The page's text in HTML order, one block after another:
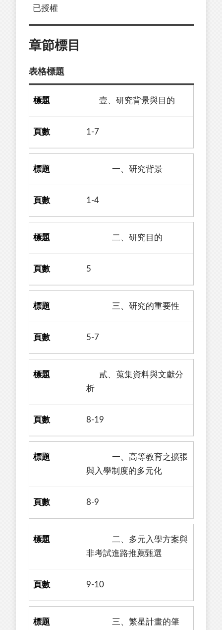
已授權
章節標目
表格標題
壹、研究背景與目的
1-7
一、研究背景
1-4
二、研究目的
5
三、研究的重要性
5-7
貳、蒐集資料與文獻分
析
8-19
一、高等教育之擴張
與入學制度的多元化
8-9
二、多元入學方案與
非考試進路推薦甄選
9-10
三、繁星計畫的肇